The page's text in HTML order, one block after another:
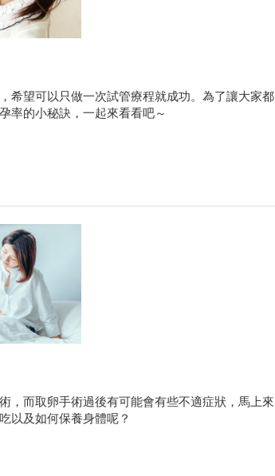
希望可以只做一次試管療程就成功。為了讓大家都
率的小秘訣，一起來看看吧～
，而取卵手術過後有可能會有些不適症狀，馬上來
以及如何保養身體呢？